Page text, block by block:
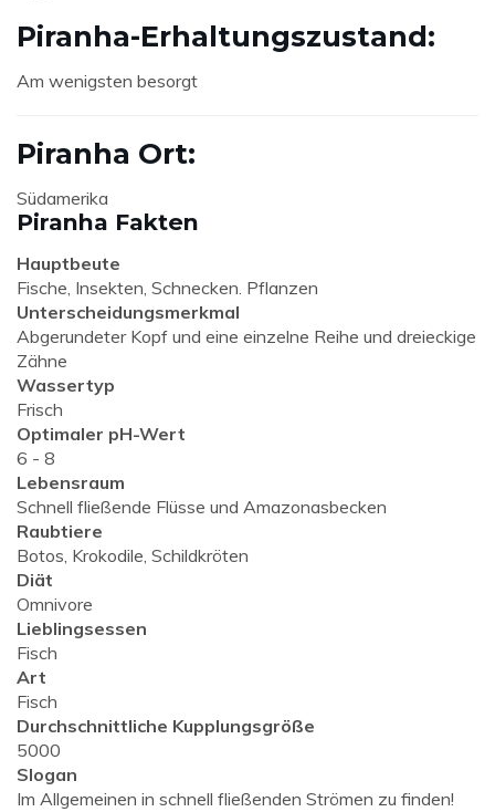
Piranha-Erhaltungszustand:
Am wenigsten besorgt
Piranha Ort:
Südamerika
Piranha Fakten
Hauptbeute
Fische, Insekten, Schnecken. Pflanzen
Unterscheidungsmerkmal
Abgerundeter Kopf und eine einzelne Reihe und dreieckige
Zähne
Wassertyp
Frisch
Optimaler pH-Wert
6 - 8
Lebensraum
Schnell fließende Flüsse und Amazonasbecken
Raubtiere
Botos, Krokodile, Schildkröten
Diät
Omnivore
Lieblingsessen
Fisch
Art
Fisch
Durchschnittliche Kupplungsgröße
5000
Slogan
Im Allgemeinen in schnell fließenden Strömen zu finden!